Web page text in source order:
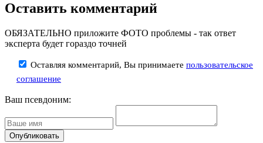
Оставить комментарий
ОБЯЗАТЕЛЬНО приложите ФОТО проблемы - так ответ
эксперта будет гораздо точней
Оставляя комментарий, Вы принимаете пользовательское
соглашение
Ваш псевдоним: